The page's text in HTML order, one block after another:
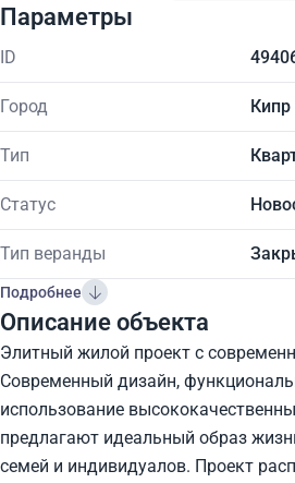
Параметры
ID
Город Кипр
Тип
Статус
Тип веранды
Подробнее
Описание объекта
Элитный жилой проект с
Современный дизайн,
использование
предлагают идеальный образ
семей и индивидуалов. Проект